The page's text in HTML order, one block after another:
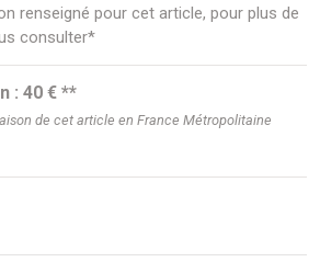
renseigné pour cet article, pour plus de
consulter*
: 40 € **
de cet article en France Métropolitaine